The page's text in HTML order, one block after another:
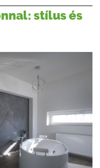
stílus és